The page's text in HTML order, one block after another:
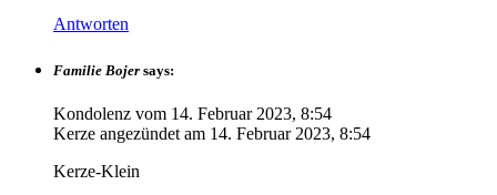
Antworten
Familie Bojer says:
Kondolenz vom 14. Februar 2023, 8:54
Kerze angezündet am 14. Februar 2023, 8:54
Kerze-Klein